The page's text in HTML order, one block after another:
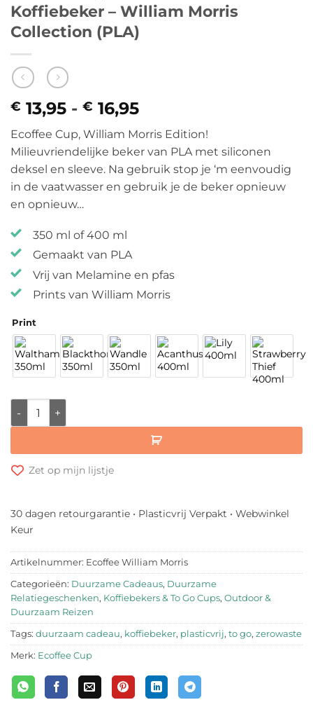
Koffiebeker – William Morris
Collection (PLA)
€ 13,95 - € 16,95
€ 13,95
tot
€ 16,95
Ecoffee Cup, William Morris Edition!
Milieuvriendelijke beker van PLA met siliconen
deksel en sleeve. Na gebruik stop je ‘m eenvoudig
in de vaatwasser en gebruik je de beker opnieuw
en opnieuw…
350 ml of 400 ml
Gemaakt van PLA
Vrij van Melamine en pfas
Prints van William Morris
Print
Ecoffee Cup Herbruikbare Koffiebeker - William Morris
Zet op mijn lijstje
30 dagen retourgarantie • Plasticvrij Verpakt • Webwinkel
Keur
Artikelnummer: Ecoffee William Morris
Categorieën: Duurzame Cadeaus, Duurzame
Relatiegeschenken, Koffiebekers & To Go Cups, Outdoor &
Duurzaam Reizen
Tags: duurzaam cadeau, koffiebeker, plasticvrij, to go, zerowaste
Merk: Ecoffee Cup